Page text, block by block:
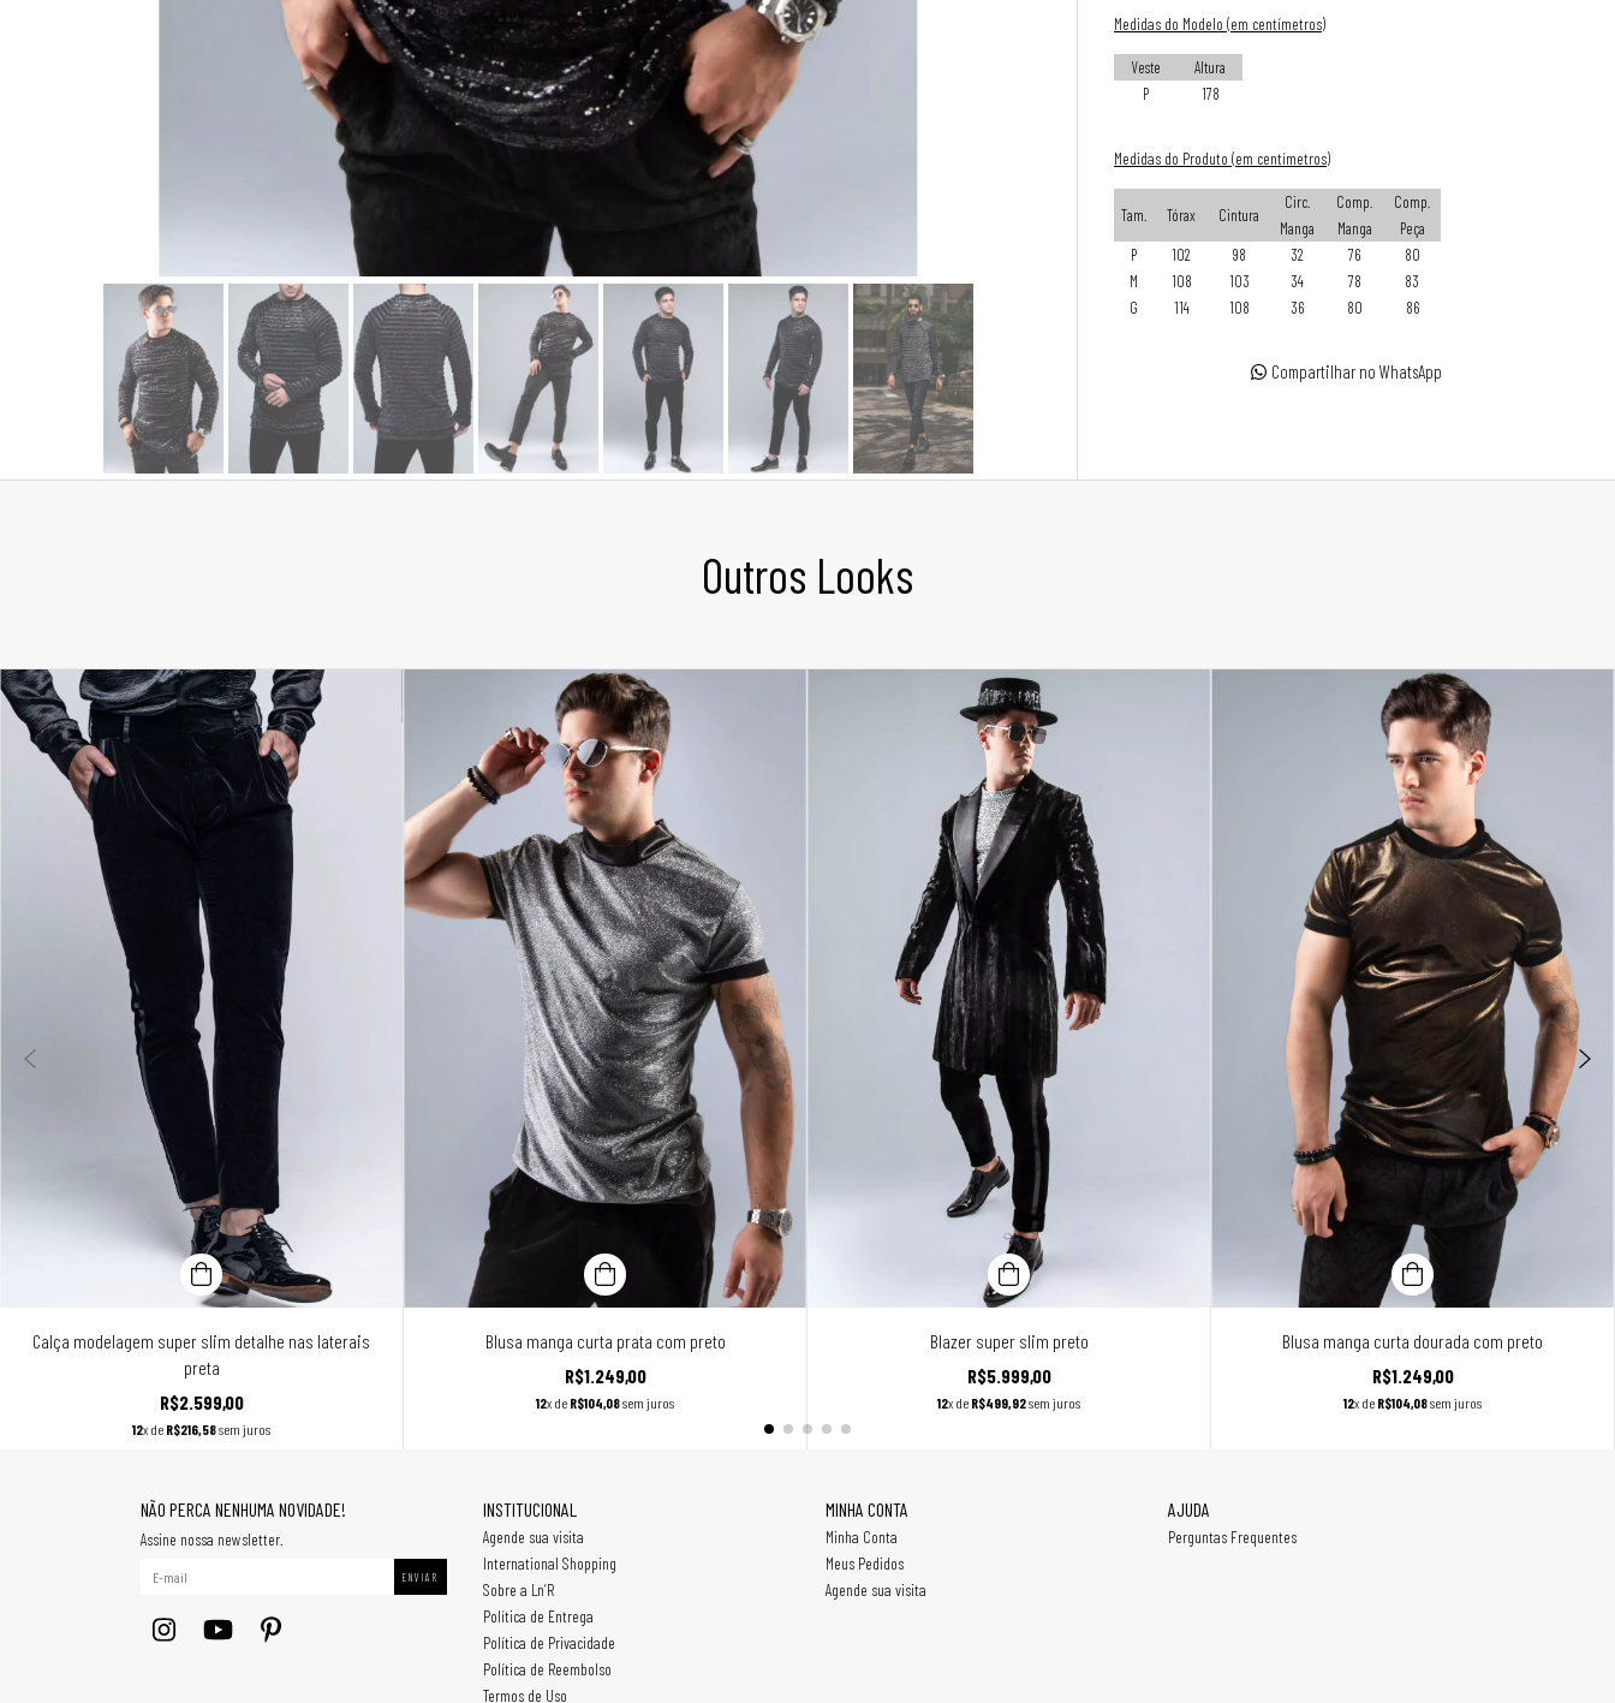
Medidas do Modelo (em centímetros)
Veste
Altura
P
178
Medidas do Produto (em centímetros)
Tam. Tórax Cintura
Circ.
Manga
Comp.
Manga
Comp.
Peça
P
102 98 32 76
80
M
108 103 34 78
83
G
114 108 36 80 86
Compartilhar no WhatsApp
Outros Looks
Calça modelagem super slim detalhe nas laterais
preta
R$2.599,00
12x de R$216,58sem juros
Blusa manga curta prata com preto
R$1.249,00
12x de R$104,08sem juros
Blazer super slim preto
R$5.999,00
12x de R$499,92sem juros
Blusa manga curta dourada com preto
R$1.249,00
12x de R$104,08sem juros
NÃO PERCA NENHUMA NOVIDADE!
Assine nossa newsletter.
INSTITUCIONAL
Agende sua visita
International Shopping
Sobre a Ln’R
Política de Entrega
Política de Privacidade
Política de Reembolso
Termos de Uso
MINHA CONTA
Minha Conta
Meus Pedidos
Agende sua visita
AJUDA
Perguntas Frequentes